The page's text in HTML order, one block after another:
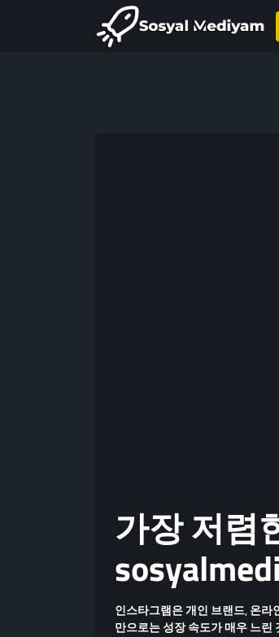
가장 저렴
인스타그램은 개인 브랜드, 온
만으로는 성장 속도가 매우 느린